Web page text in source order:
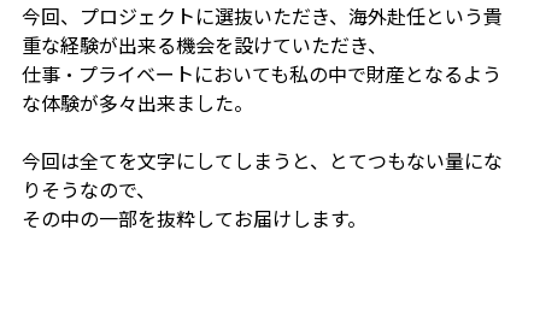
今回、プロジェクトに選抜いただき、海外赴任という貴
重な経験が出来る機会を設けていただき、
仕事・プライベートにおいても私の中で財産となるよう
な体験が多々出来ました。
今回は全てを文字にしてしまうと、とてつもない量にな
りそうなので、
その中の一部を抜粋してお届けします。